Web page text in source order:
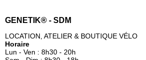
GENETIK® - SDM
LOCATION, ATELIER & BOUTIQUE VÉLO
Horaire
Lun - Ven : 8h30 - 20h